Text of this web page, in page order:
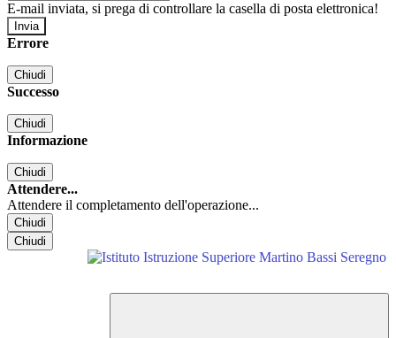
E-mail inviata, si prega di controllare la casella di posta elettronica!
Errore
Chiudi
Successo
Chiudi
Informazione
Chiudi
Attendere...
Attendere il completamento dell'operazione...
Chiudi
Chiudi